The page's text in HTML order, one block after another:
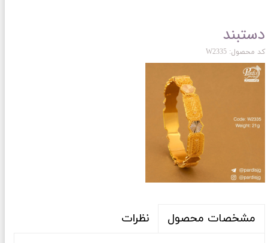
دستبند
کد محصول: W2335
مشخصات محصول نظرات